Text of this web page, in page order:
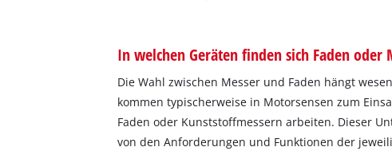
In welchen Geräten finden sich Faden oder
Die Wahl zwischen Messer und Faden hängt
kommen typischerweise in Motorsensen zum
Faden oder Kunststoffmessern arbeiten. Dieser
von den Anforderungen und Funktionen der